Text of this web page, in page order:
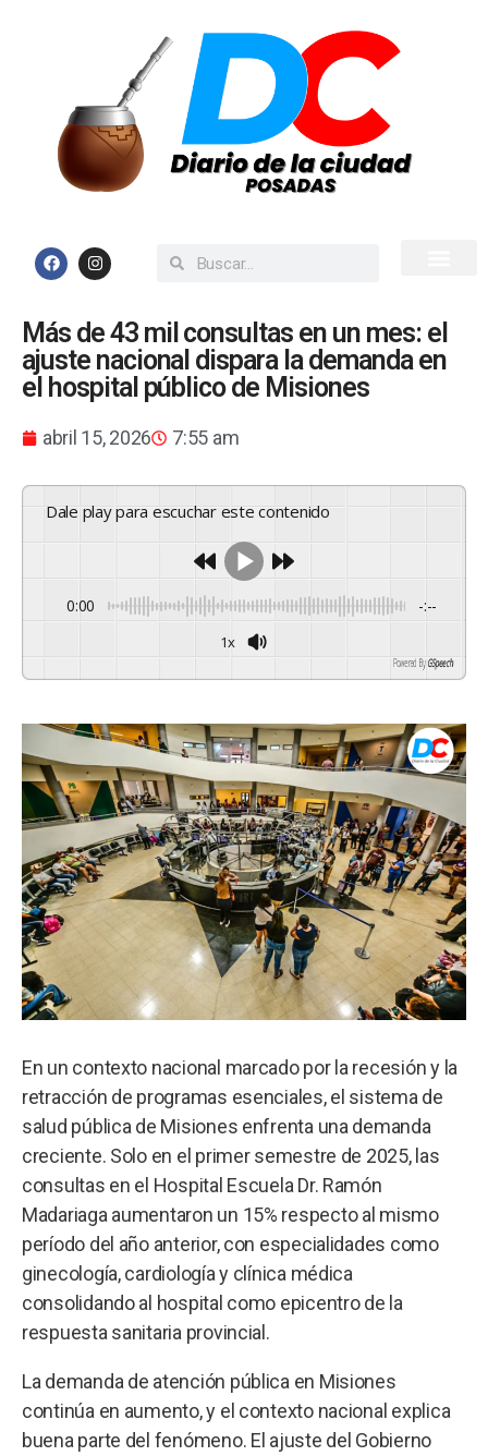
Más de 43 mil consultas en un mes: el
ajuste nacional dispara la demanda en
el hospital público de Misiones
abril 15, 2026 7:55 am
Dale play para escuchar este contenido
0:00 -:--
1x
Powered By GSpeech
En un contexto nacional marcado por la recesión y la
retracción de programas esenciales, el sistema de
salud pública de Misiones enfrenta una demanda
creciente. Solo en el primer semestre de 2025, las
consultas en el Hospital Escuela Dr. Ramón
Madariaga aumentaron un 15% respecto al mismo
período del año anterior, con especialidades como
ginecología, cardiología y clínica médica
consolidando al hospital como epicentro de la
respuesta sanitaria provincial.
La demanda de atención pública en Misiones
continúa en aumento, y el contexto nacional explica
buena parte del fenómeno. El ajuste del Gobierno